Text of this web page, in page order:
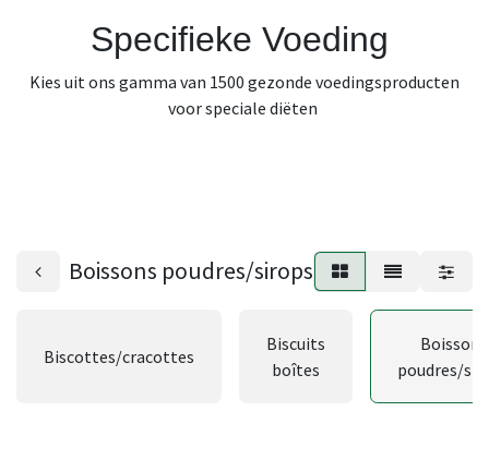
Specifieke Voeding
Kies uit ons gamma van 1500 gezonde voedingsproducten
voor speciale diëten
Boissons poudres/sirops
Biscottes/cracottes
Biscuits
boîtes
Boissons
poudres/